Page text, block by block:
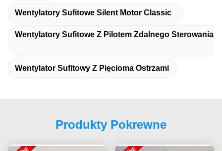
Wentylatory Sufitowe Silent Motor Classic
Wentylatory Sufitowe Z Pilotem Zdalnego Sterowania
Wentylator Sufitowy Z Pięcioma Ostrzami
Produkty Pokrewne